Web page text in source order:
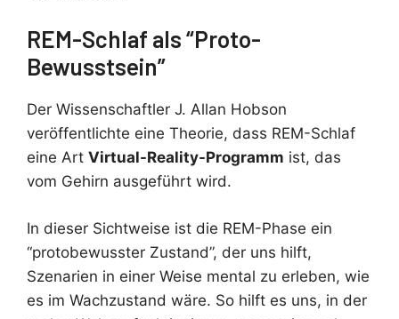
REM-Schlaf als “Proto-
Bewusstsein”
Der Wissenschaftler J. Allan Hobson
veröffentlichte eine Theorie, dass REM-Schlaf
eine Art Virtual-Reality-Programm ist, das
vom Gehirn ausgeführt wird.
In dieser Sichtweise ist die REM-Phase ein
“protobewusster Zustand”, der uns hilft,
Szenarien in einer Weise mental zu erleben, wie
es im Wachzustand wäre. So hilft es uns, in der